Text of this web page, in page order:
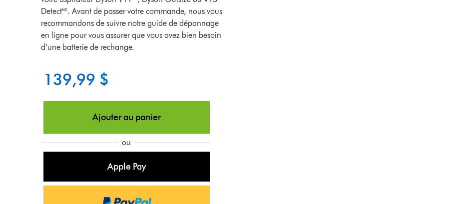
Detect🅪. Avant de passer votre commande, nous vous
recommandons de suivre notre guide de dépannage
en ligne pour vous assurer que vous avez bien besoin
d’une batterie de rechange.
139,99 $
Ajouter au panier
ou
Apple Pay